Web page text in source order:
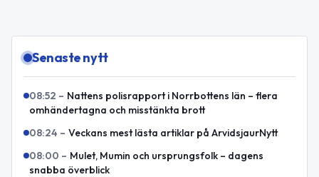
Senaste nytt
08:52 – Nattens polisrapport i Norrbottens län – flera
omhändertagna och misstänkta brott
08:24 – Veckans mest lästa artiklar på ArvidsjaurNytt
08:00 – Mulet, Mumin och ursprungsfolk – dagens
snabba överblick